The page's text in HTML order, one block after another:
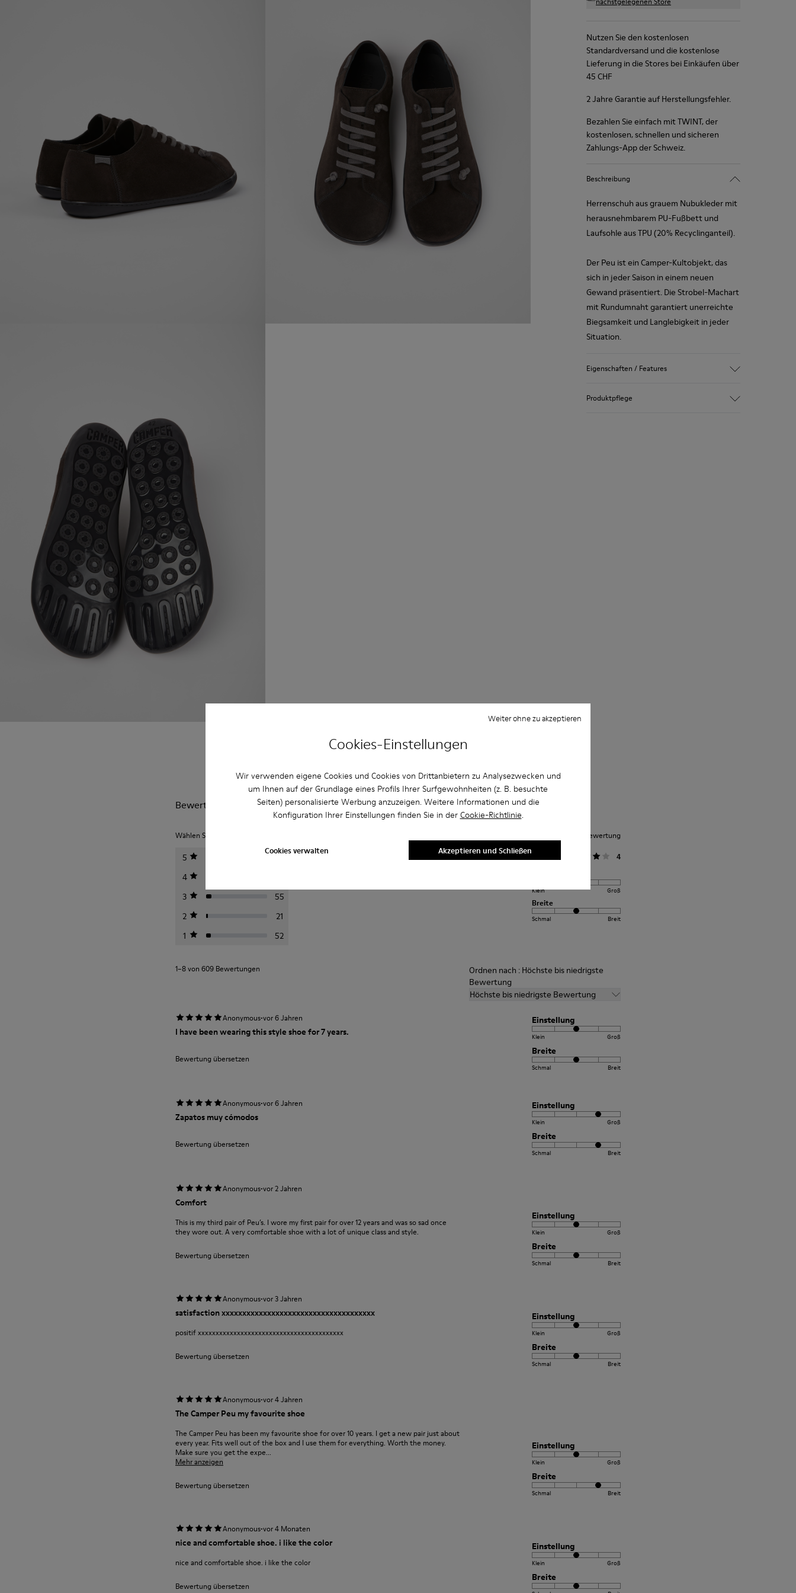
Cookies-Einstellungen
Wir verwenden eigene Cookies und Cookies von Drittanbietern zu Analysezwecken und
um Ihnen auf der Grundlage eines Profils Ihrer Surfgewohnheiten (z. B. besuchte
Seiten) personalisierte Werbung anzuzeigen. Weitere Informationen und die
Konfiguration Ihrer Einstellungen finden Sie in der Cookie-Richtlinie.
Cookies verwalten
Weiter ohne zu akzeptieren
Akzeptieren und Schließen
Nutzen Sie den kostenlosen
Standardversand und die kostenlose
Lieferung in die Stores bei Einkäufen über
45 CHF
2 Jahre Garantie auf Herstellungsfehler.
Bezahlen Sie einfach mit TWINT, der
kostenlosen, schnellen und sicheren
Zahlungs-App der Schweiz.
Beschreibung
Herrenschuh aus grauem Nubukleder mit
herausnehmbarem PU-Fußbett und
Laufsohle aus TPU (20% Recyclinganteil).
Der Peu ist ein Camper-Kultobjekt, das
sich in jeder Saison in einem neuen
Gewand präsentiert. Die Strobel-Machart
mit Rundumnaht garantiert unerreichte
Biegsamkeit und Langlebigkeit in jeder
Situation.
Eigenschaften / Features
Rindsleder (Zertifikat der Leather
Produktpflege
Bewertungen von Peu
Wählen Sie unten eine Bewertung aus, um Bewertungen zu filtern
5
4
3
55
2
21
1
52
Durchschnittliche Kundenbewertung
Allgemein
4
Klein Groß
Breite
Schmal Breit
1–8 von 609 Bewertungen
Ordnen nach : Höchste bis niedrigste
Bewertung
Höchste bis niedrigste Bewertung
Anonymous·vor 6 Jahren
I have been wearing this style shoe for 7 years.
Bewertung übersetzen
Einstellung
Klein Groß
Breite
Schmal Breit
Anonymous·vor 6 Jahren
Zapatos muy cómodos
Bewertung übersetzen
Einstellung
Klein Groß
Breite
Schmal Breit
Anonymous·vor 2 Jahren
Comfort
This is my third pair of Peu’s. I wore my first pair for over 12 years and was so sad once
they wore out. A very comfortable shoe with a lot of unique class and style.
Bewertung übersetzen
Einstellung
Klein Groß
Breite
Schmal Breit
Anonymous·vor 3 Jahren
satisfaction xxxxxxxxxxxxxxxxxxxxxxxxxxxxxxxxxxxxx
positif xxxxxxxxxxxxxxxxxxxxxxxxxxxxxxxxxxxxxxxxx
Bewertung übersetzen
Einstellung
Klein Groß
Breite
Schmal Breit
Anonymous·vor 4 Jahren
The Camper Peu my favourite shoe
The Camper Peu has been my favourite shoe for over 10 years. I get a new pair just about
every year. Fits well out of the box and I use them for everything. Worth the money.
Make sure you get the expe...
Mehr anzeigen
Bewertung übersetzen
Einstellung
Klein Groß
Breite
Schmal Breit
Anonymous·vor 4 Monaten
nice and comfortable shoe. i like the color
nice and comfortable shoe. i like the color
Bewertung übersetzen
Einstellung
Klein Groß
Breite